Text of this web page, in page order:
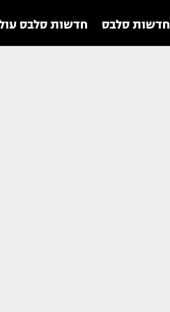
חדשות סלבס חדשות סלבס